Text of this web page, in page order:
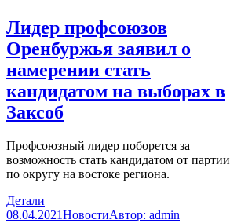
Лидер профсоюзов
Оренбуржья заявил о
намерении стать
кандидатом на выборах в
Заксоб
Профсоюзный лидер поборется за
возможность стать кандидатом от партии
по округу на востоке региона.
Детали
08.04.2021НовостиАвтор: admin